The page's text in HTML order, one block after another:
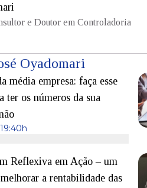
e Doutor em Controladoria
Oyadomari
média empresa: faça esse
ter os números da sua
Reflexiva em Ação – um
a rentabilidade das